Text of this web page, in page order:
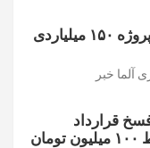
واشقانی خبر واگذاری پروژه ۱۵۰ میلیاردی
آلما خبر
قرارداد
رضائیان با استقلال فقط ۱۰۰ میلیون تومان